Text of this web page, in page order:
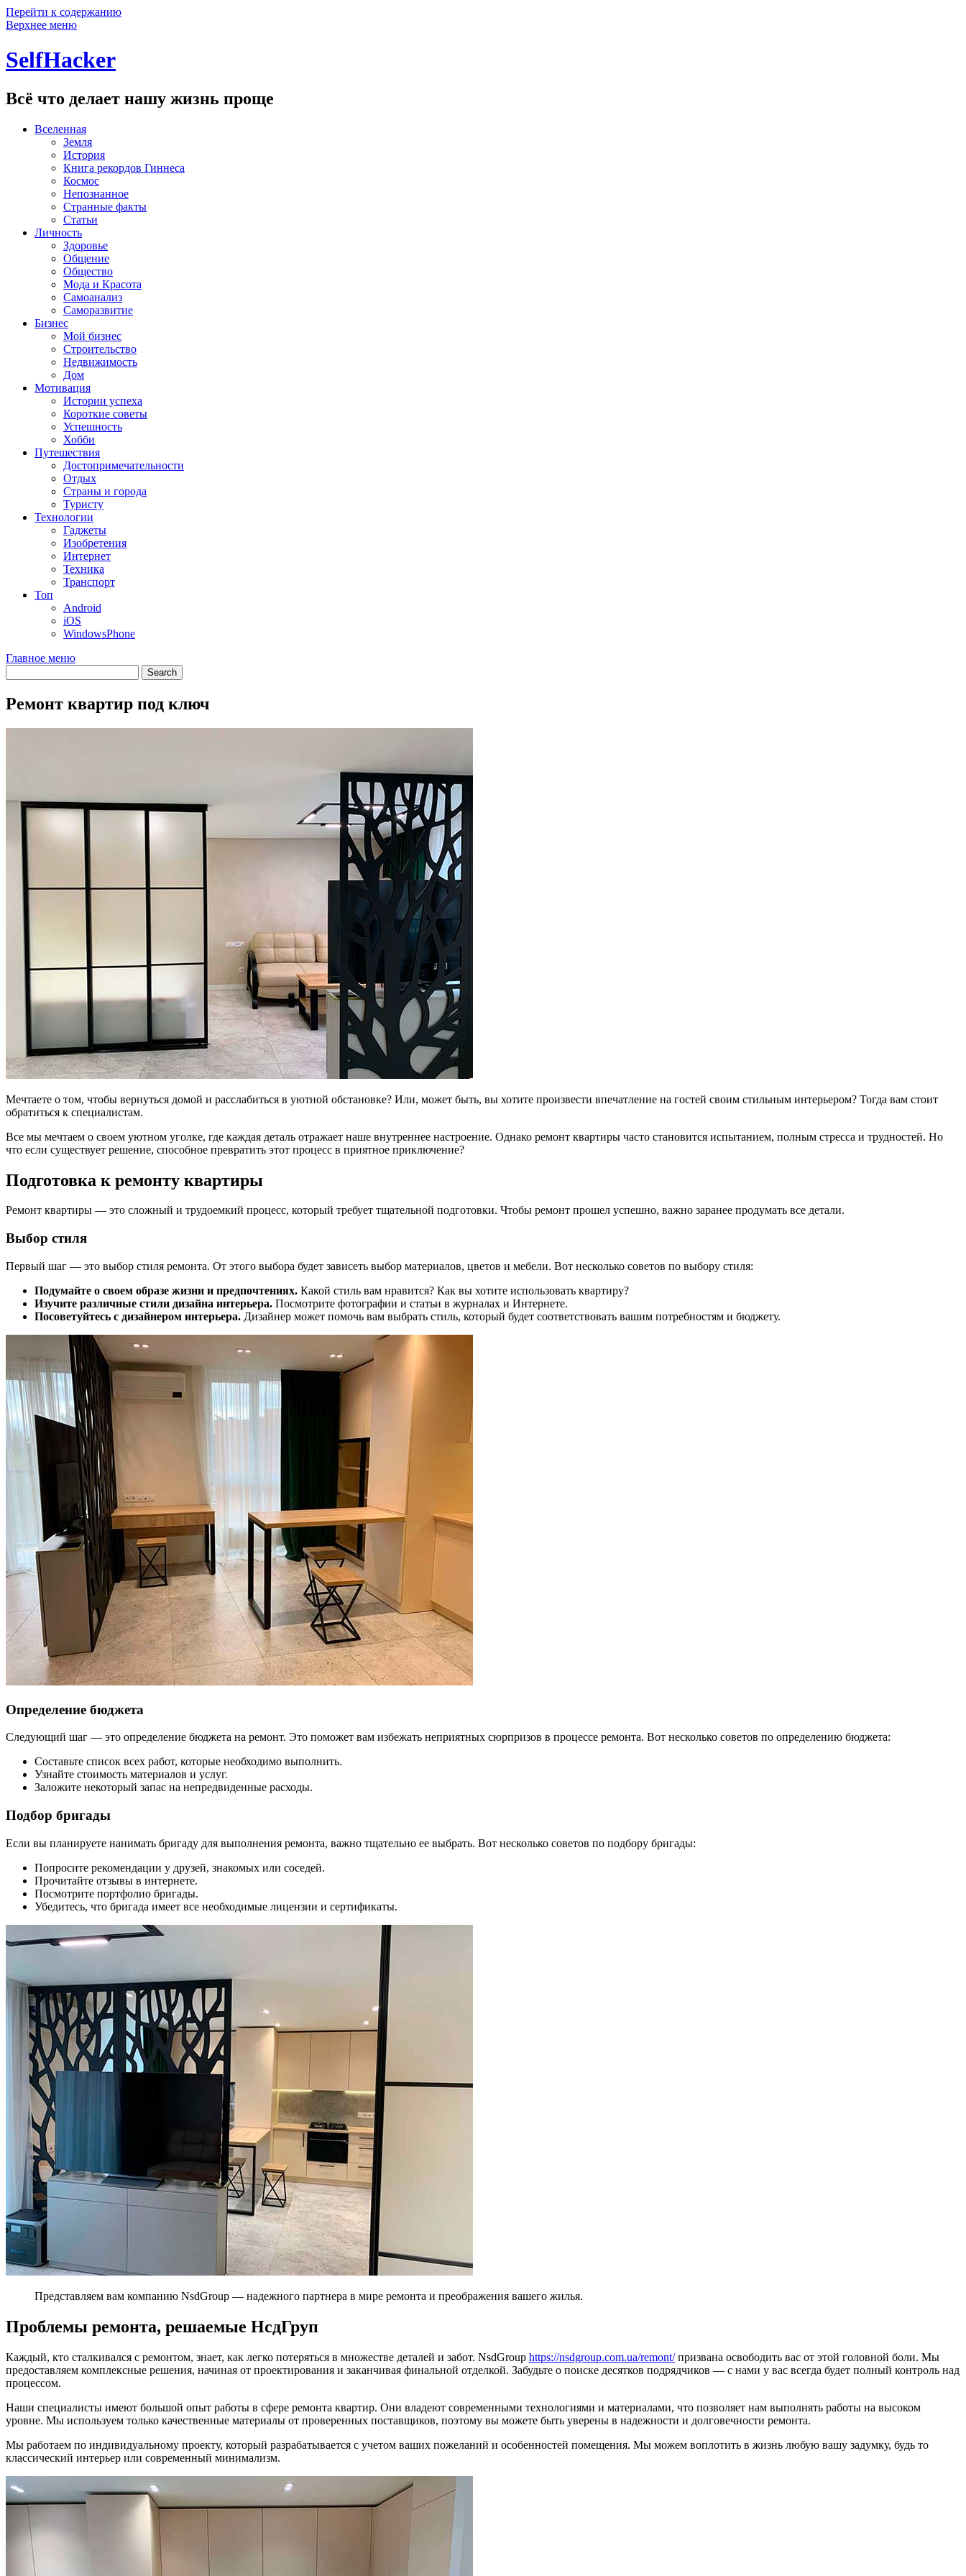
Перейти к содержанию
Верхнее меню
SelfHacker
Всё что делает нашу жизнь проще
Вселенная
Земля
История
Книга рекордов Гиннеса
Космос
Непознанное
Странные факты
Статьи
Личность
Здоровье
Общение
Общество
Мода и Красота
Самоанализ
Саморазвитие
Бизнес
Мой бизнес
Строительство
Недвижимость
Дом
Мотивация
Истории успеха
Короткие советы
Успешность
Хобби
Путешествия
Достопримечательности
Отдых
Страны и города
Туристу
Технологии
Гаджеты
Изобретения
Интернет
Техника
Транспорт
Топ
Android
iOS
WindowsPhone
Главное меню
Ремонт квартир под ключ
Мечтаете о том, чтобы вернуться домой и расслабиться в уютной обстановке? Или, может быть, вы хотите произвести впечатление на гостей своим стильным интерьером? Тогда вам стоит
обратиться к специалистам.
Все мы мечтаем о своем уютном уголке, где каждая деталь отражает наше внутреннее настроение. Однако ремонт квартиры часто становится испытанием, полным стресса и трудностей. Но
что если существует решение, способное превратить этот процесс в приятное приключение?
Подготовка к ремонту квартиры
Ремонт квартиры — это сложный и трудоемкий процесс, который требует тщательной подготовки. Чтобы ремонт прошел успешно, важно заранее продумать все детали.
Выбор стиля
Первый шаг — это выбор стиля ремонта. От этого выбора будет зависеть выбор материалов, цветов и мебели. Вот несколько советов по выбору стиля:
Подумайте о своем образе жизни и предпочтениях. Какой стиль вам нравится? Как вы хотите использовать квартиру?
Изучите различные стили дизайна интерьера. Посмотрите фотографии и статьи в журналах и Интернете.
Посоветуйтесь с дизайнером интерьера. Дизайнер может помочь вам выбрать стиль, который будет соответствовать вашим потребностям и бюджету.
Определение бюджета
Следующий шаг — это определение бюджета на ремонт. Это поможет вам избежать неприятных сюрпризов в процессе ремонта. Вот несколько советов по определению бюджета:
Составьте список всех работ, которые необходимо выполнить.
Узнайте стоимость материалов и услуг.
Заложите некоторый запас на непредвиденные расходы.
Подбор бригады
Если вы планируете нанимать бригаду для выполнения ремонта, важно тщательно ее выбрать. Вот несколько советов по подбору бригады:
Попросите рекомендации у друзей, знакомых или соседей.
Прочитайте отзывы в интернете.
Посмотрите портфолио бригады.
Убедитесь, что бригада имеет все необходимые лицензии и сертификаты.
Представляем вам компанию NsdGroup — надежного партнера в мире ремонта и преображения вашего жилья.
Проблемы ремонта, решаемые НсдГруп
Каждый, кто сталкивался с ремонтом, знает, как легко потеряться в множестве деталей и забот. NsdGroup https://nsdgroup.com.ua/remont/призвана освободить вас от этой головной боли. Мы
предоставляем комплексные решения, начиная от проектирования и заканчивая финальной отделкой. Забудьте о поиске десятков подрядчиков — с нами у вас всегда будет полный контроль над
процессом.
Наши специалисты имеют большой опыт работы в сфере ремонта квартир. Они владеют современными технологиями и материалами, что позволяет нам выполнять работы на высоком
уровне. Мы используем только качественные материалы от проверенных поставщиков, поэтому вы можете быть уверены в надежности и долговечности ремонта.
Мы работаем по индивидуальному проекту, который разрабатывается с учетом ваших пожеланий и особенностей помещения. Мы можем воплотить в жизнь любую вашу задумку, будь то
классический интерьер или современный минимализм.